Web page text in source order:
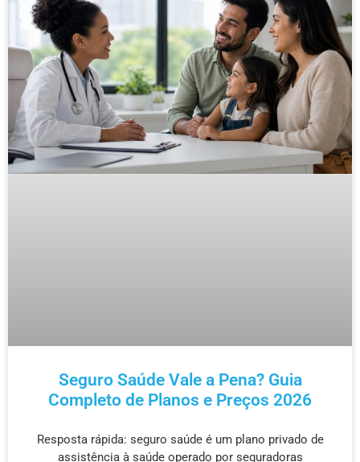
Seguro Saúde Vale a Pena? Guia
Completo de Planos e Preços 2026
Resposta rápida: seguro saúde é um plano privado de
assistência à saúde operado por seguradoras